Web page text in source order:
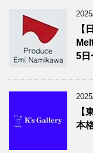
【
5日
【
本